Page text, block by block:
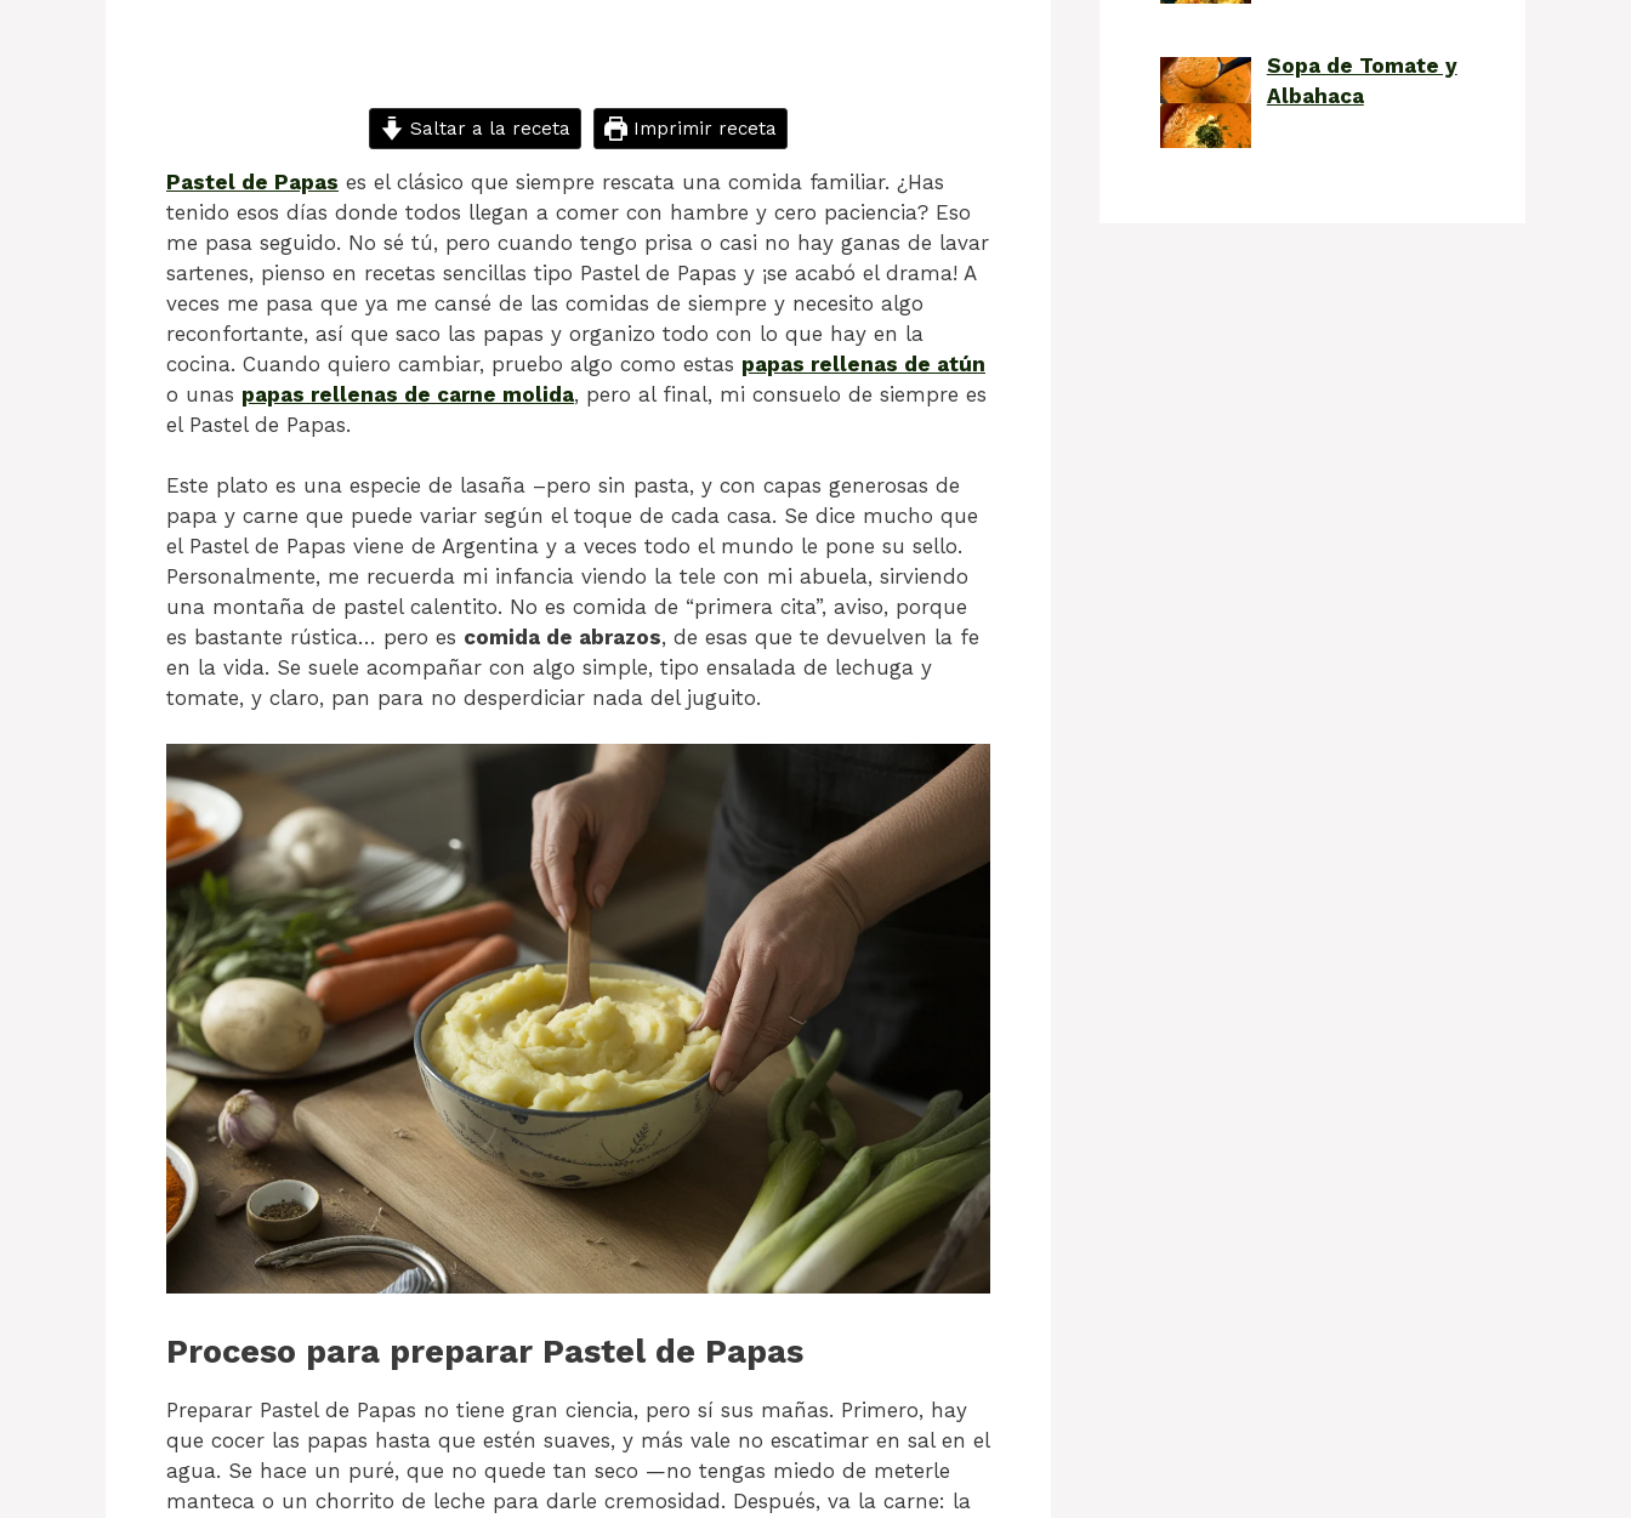
Saltar a la receta Imprimir receta
Pastel de Papas es el clásico que siempre rescata una comida familiar. ¿Has
tenido esos días donde todos llegan a comer con hambre y cero paciencia? Eso
me pasa seguido. No sé tú, pero cuando tengo prisa o casi no hay ganas de lavar
sartenes, pienso en recetas sencillas tipo Pastel de Papas y ¡se acabó el drama! A
veces me pasa que ya me cansé de las comidas de siempre y necesito algo
reconfortante, así que saco las papas y organizo todo con lo que hay en la
cocina. Cuando quiero cambiar, pruebo algo como estas papas rellenas de atún
o unas papas rellenas de carne molida, pero al final, mi consuelo de siempre es
el Pastel de Papas.
Este plato es una especie de lasaña –pero sin pasta, y con capas generosas de
papa y carne que puede variar según el toque de cada casa. Se dice mucho que
el Pastel de Papas viene de Argentina y a veces todo el mundo le pone su sello.
Personalmente, me recuerda mi infancia viendo la tele con mi abuela, sirviendo
una montaña de pastel calentito. No es comida de “primera cita”, aviso, porque
es bastante rústica… pero es comida de abrazos, de esas que te devuelven la fe
en la vida. Se suele acompañar con algo simple, tipo ensalada de lechuga y
tomate, y claro, pan para no desperdiciar nada del juguito.
Proceso para preparar Pastel de Papas
Preparar Pastel de Papas no tiene gran ciencia, pero sí sus mañas. Primero, hay
que cocer las papas hasta que estén suaves, y más vale no escatimar en sal en el
agua. Se hace un puré, que no quede tan seco —no tengas miedo de meterle
manteca o un chorrito de leche para darle cremosidad. Después, va la carne: la
Sopa de Tomate y
Albahaca